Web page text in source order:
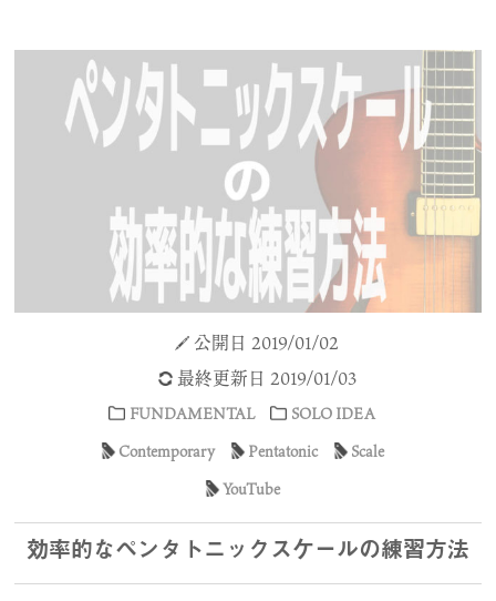
公開日 2019/01/02
最終更新日 2019/01/03
FUNDAMENTAL
SOLO IDEA
Contemporary
Pentatonic
Scale
YouTube
効率的なペンタトニックスケールの練習方法